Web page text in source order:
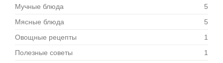
Мучные блюда
5
Мясные блюда
5
Овощные рецепты
1
Полезные советы
1